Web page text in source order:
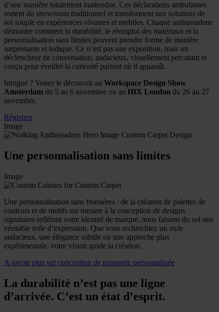
d’une manière totalement inattendue. Ces déclarations ambulantes
sortent du showroom traditionnel et transforment nos solutions de
sol souple en expériences vivantes et mobiles. Chaque ambassadeur
démontre comment la durabilité, le réemploi des matériaux et la
personnalisation sans limites peuvent prendre forme de manière
surprenante et ludique. Ce n’est pas une exposition, mais un
déclencheur de conversation; audacieux, visuellement percutant et
conçu pour éveiller la curiosité partout où il apparaît.
Intrigué ? Venez le découvrir au Workspace Design Show
Amsterdam du 5 au 6 novembre ou au HIX London du 26 au 27
novembre.
Régistrez
Image
Une personnalisation sans limites
Image
Une personnalisation sans frontières : de la création de palettes de
couleurs et de motifs sur mesure à la conception de designs
signatures reflétant votre identité de marque, nous faisons du sol une
véritable toile d’expression. Que vous recherchiez un style
audacieux, une élégance subtile ou une approche plus
expérimentale, votre vision guide la création.
A savoir plus sur conception de moquette personnalisée
La durabilité n’est pas une ligne
d’arrivée. C’est un état d’esprit.